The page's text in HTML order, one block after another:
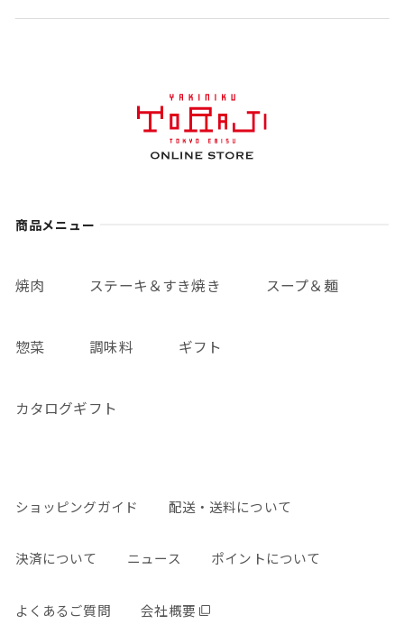
商品メニュー
焼肉 ステーキ＆すき焼き スープ＆麺
惣菜 調味料 ギフト
カタログギフト
ショッピングガイド 配送・送料について
決済について ニュース ポイントについて
よくあるご質問 会社概要